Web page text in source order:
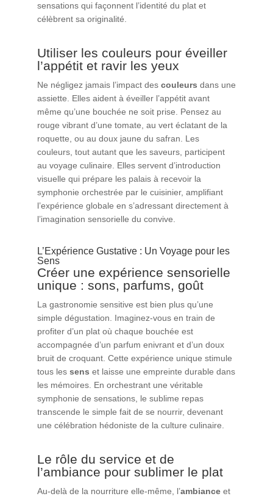
sensations qui façonnent l’identité du plat et
célèbrent sa originalité.
Utiliser les couleurs pour éveiller
l’appétit et ravir les yeux
Ne négligez jamais l’impact des couleurs dans une
assiette. Elles aident à éveiller l’appétit avant
même qu’une bouchée ne soit prise. Pensez au
rouge vibrant d’une tomate, au vert éclatant de la
roquette, ou au doux jaune du safran. Les
couleurs, tout autant que les saveurs, participent
au voyage culinaire. Elles servent d’introduction
visuelle qui prépare les palais à recevoir la
symphonie orchestrée par le cuisinier, amplifiant
l’expérience globale en s’adressant directement à
l’imagination sensorielle du convive.
L’Expérience Gustative : Un Voyage pour les
Sens
Créer une expérience sensorielle
unique : sons, parfums, goût
La gastronomie sensitive est bien plus qu’une
simple dégustation. Imaginez-vous en train de
profiter d’un plat où chaque bouchée est
accompagnée d’un parfum enivrant et d’un doux
bruit de croquant. Cette expérience unique stimule
tous les sens et laisse une empreinte durable dans
les mémoires. En orchestrant une véritable
symphonie de sensations, le sublime repas
transcende le simple fait de se nourrir, devenant
une célébration hédoniste de la culture culinaire.
Le rôle du service et de
l’ambiance pour sublimer le plat
Au-delà de la nourriture elle-même, l’ambianceet